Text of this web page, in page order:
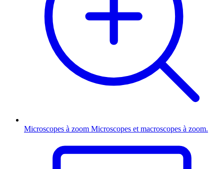
Microscopes à zoom Microscopes et macroscopes à zoom.